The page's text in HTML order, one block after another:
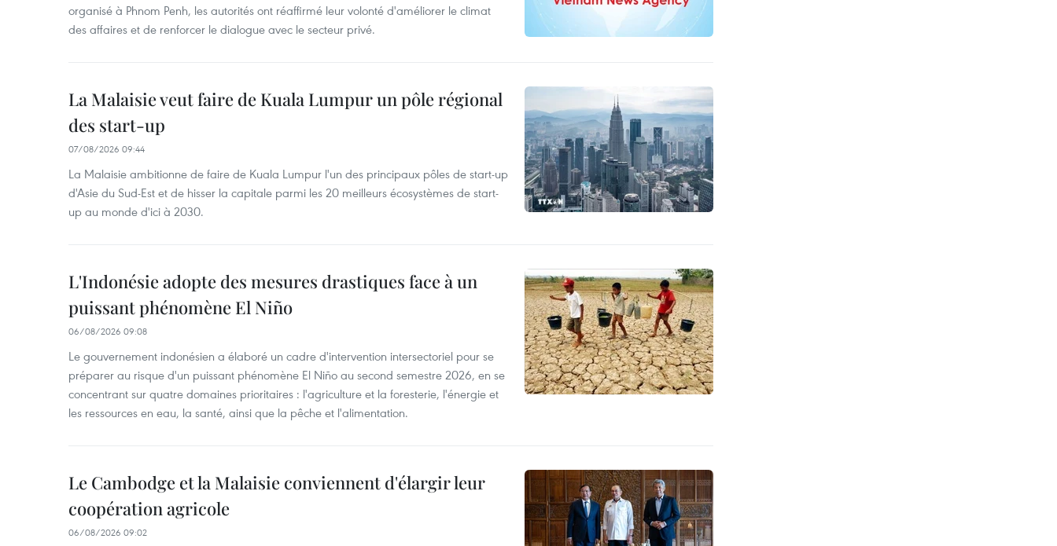
organisé à Phnom Penh, les autorités ont réaffirmé leur volonté d'améliorer le climat
des affaires et de renforcer le dialogue avec le secteur privé.
La Malaisie veut faire de Kuala Lumpur un pôle régional
des start-up
07/08/2026 09:44
La Malaisie ambitionne de faire de Kuala Lumpur l'un des principaux pôles de start-up
d'Asie du Sud-Est et de hisser la capitale parmi les 20 meilleurs écosystèmes de start-
up au monde d'ici à 2030.
L'Indonésie adopte des mesures drastiques face à un
puissant phénomène El Niño
06/08/2026 09:08
Le gouvernement indonésien a élaboré un cadre d'intervention intersectoriel pour se
préparer au risque d'un puissant phénomène El Niño au second semestre 2026, en se
concentrant sur quatre domaines prioritaires : l'agriculture et la foresterie, l'énergie et
les ressources en eau, la santé, ainsi que la pêche et l'alimentation.
Le Cambodge et la Malaisie conviennent d'élargir leur
coopération agricole
06/08/2026 09:02